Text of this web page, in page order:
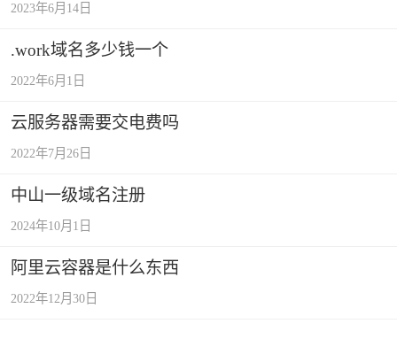
2023年6月14日
.work域名多少钱一个
2022年6月1日
云服务器需要交电费吗
2022年7月26日
中山一级域名注册
2024年10月1日
阿里云容器是什么东西
2022年12月30日